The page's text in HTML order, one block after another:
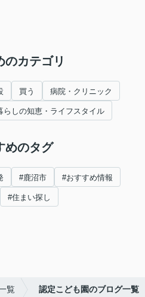
のカテゴリ
買う 病院・クリニック
らしの知恵・ライフスタイル
めのタグ
#鹿沼市 #おすすめ情報
#住まい探し
覧 認定こども園のブログ一覧